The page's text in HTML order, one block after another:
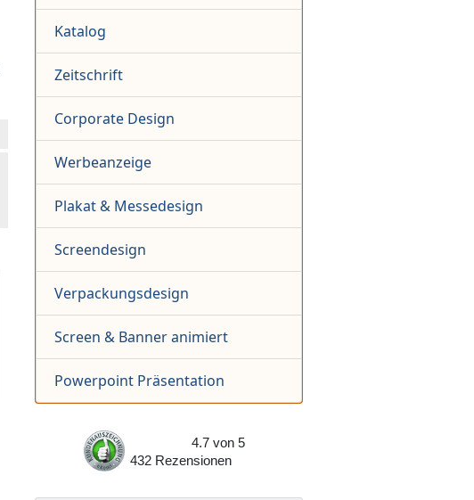
Katalog
Zeitschrift
Corporate Design
Werbeanzeige
Plakat & Messedesign
Screendesign
Verpackungsdesign
Screen & Banner animiert
Powerpoint Präsentation
4.7 von5
432
Rezensionen